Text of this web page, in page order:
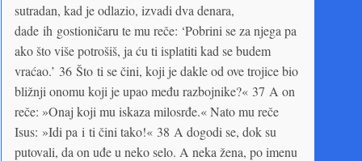
sutradan, kad je odlazio, izvadi dva denara,
dade ih gostioničaru te mu reče: ‘Pobrini se za njega pa
ako što više potrošiš, ja ću ti isplatiti kad se budem
vraćao.’ 36 Što ti se čini, koji je dakle od ove trojice bio
bližnji onomu koji je upao među razbojnike?« 37 A on
reče: »Onaj koji mu iskaza milosrđe.« Nato mu reče
Isus: »Idi pa i ti čini tako!« 38 A dogodi se, dok su
putovali, da on uđe u neko selo. A neka žena, po imenu